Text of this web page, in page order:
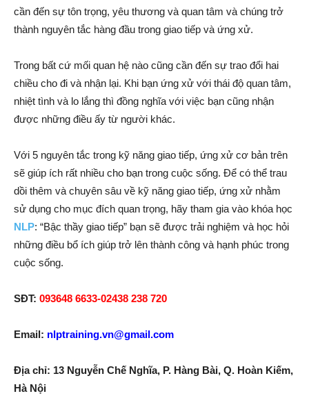
cần đến sự tôn trọng, yêu thương và quan tâm và chúng trở
thành nguyên tắc hàng đầu trong giao tiếp và ứng xử.
Trong bất cứ mối quan hệ nào cũng cần đến sự trao đổi hai
chiều cho đi và nhận lại. Khi bạn ứng xử với thái độ quan tâm,
nhiệt tình và lo lắng thì đồng nghĩa với việc bạn cũng nhận
được những điều ấy từ người khác.
Với 5 nguyên tắc trong kỹ năng giao tiếp, ứng xử cơ bản trên
sẽ giúp ích rất nhiều cho bạn trong cuộc sống. Để có thể trau
dồi thêm và chuyên sâu về kỹ năng giao tiếp, ứng xử nhằm
sử dụng cho mục đích quan trọng, hãy tham gia vào khóa học
NLP: “Bậc thầy giao tiếp” bạn sẽ được trải nghiệm và học hỏi
những điều bổ ích giúp trở lên thành công và hạnh phúc trong
cuộc sống.
SĐT: 093648 6633-02438 238 720
Email: nlptraining.vn@gmail.com
Địa chỉ: 13 Nguyễn Chế Nghĩa, P. Hàng Bài, Q. Hoàn Kiếm,
Hà Nội